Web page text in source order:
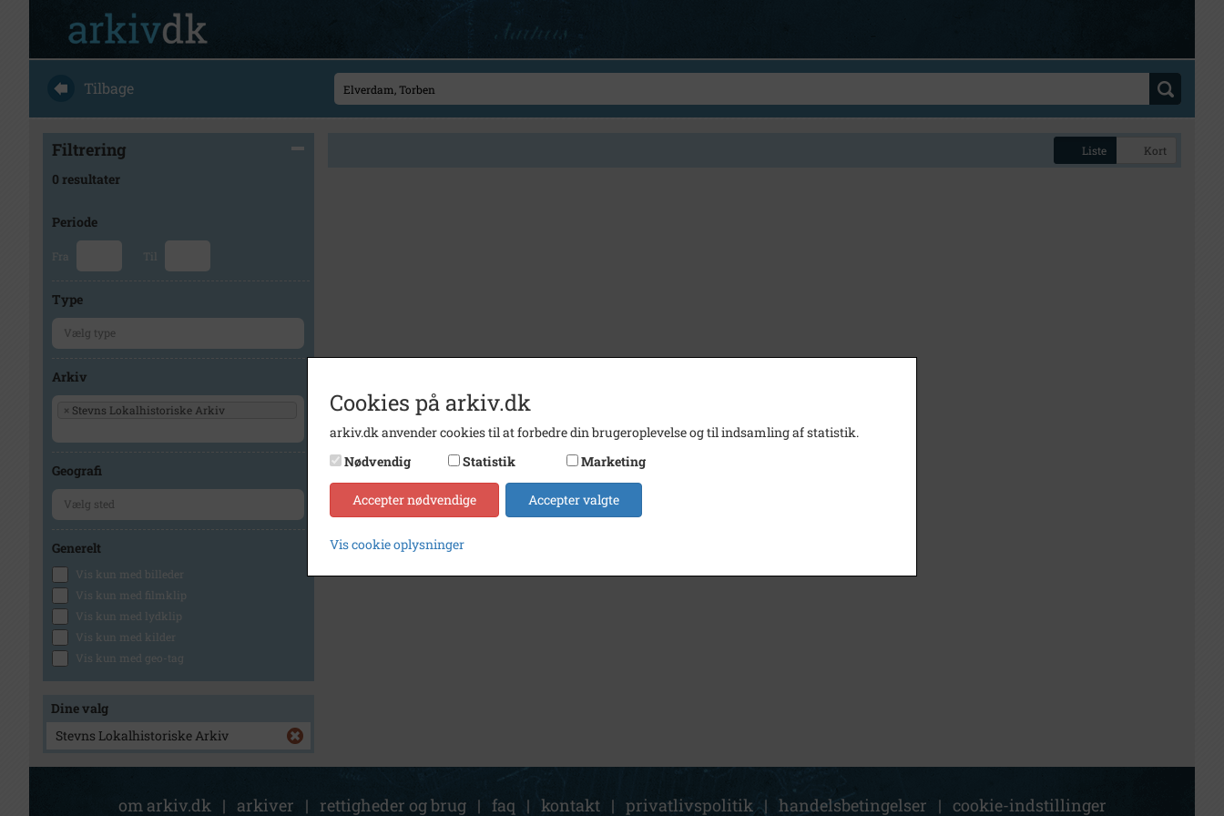
Tilbage
Filtrering
0 resultater
Periode
Fra Til
Type
Arkiv
× Stevns Lokalhistoriske Arkiv
Geografi
Generelt
Vis kun med billeder
Vis kun med filmklip
Vis kun med lydklip
Vis kun med kilder
Vis kun med geo-tag
Dine valg
Stevns Lokalhistoriske Arkiv
Liste Kort
om arkiv.dk | arkiver | rettigheder og brug | faq | kontakt | privatlivspolitik | handelsbetingelser | cookie-indstillinger
Cookies på arkiv.dk
arkiv.dk anvender cookies til at forbedre din brugeroplevelse og til indsamling af statistik.
Nødvendig
Statistik Marketing
Accepter nødvendige Accepter valgte
Vis cookie oplysninger